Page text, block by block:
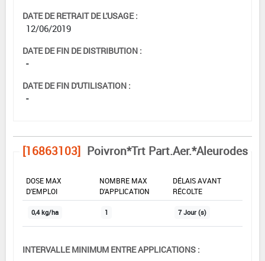
DATE DE RETRAIT DE L'USAGE :
12/06/2019
DATE DE FIN DE DISTRIBUTION :
-
DATE DE FIN D'UTILISATION :
-
[16863103] Poivron*Trt Part.Aer.*Aleurodes
DOSE MAX
D'EMPLOI
NOMBRE MAX
D'APPLICATION
DÉLAIS AVANT
RÉCOLTE
0,4 kg/ha 1 7 Jour (s)
INTERVALLE MINIMUM ENTRE APPLICATIONS :